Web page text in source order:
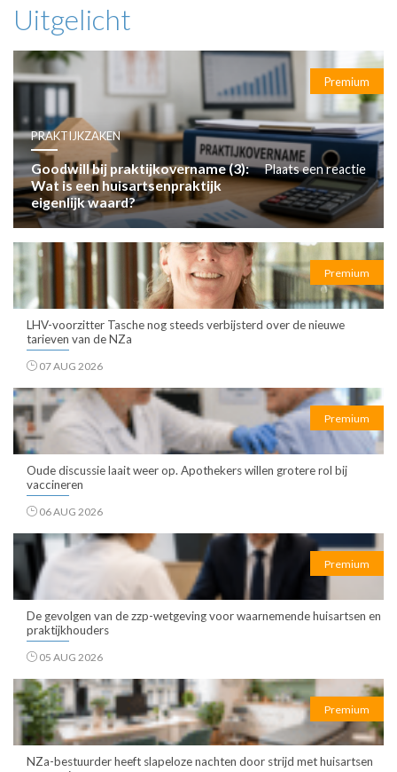
Uitgelicht
Premium
PRAKTIJKZAKEN
Goodwill bij praktijkovername (3):
Wat is een huisartsenpraktijk
eigenlijk waard?
Plaats een reactie
Premium
LHV-voorzitter Tasche nog steeds verbijsterd over de nieuwe
tarieven van de NZa
07 AUG 2026
Premium
Oude discussie laait weer op. Apothekers willen grotere rol bij
vaccineren
06 AUG 2026
Premium
De gevolgen van de zzp-wetgeving voor waarnemende huisartsen en
praktijkhouders
05 AUG 2026
Premium
NZa-bestuurder heeft slapeloze nachten door strijd met huisartsen